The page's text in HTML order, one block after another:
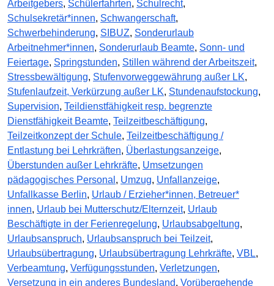
Arbeitgebers, Schülerfahrten, Schulrecht,
Schulsekretär*innen, Schwangerschaft,
Schwerbehinderung, SIBUZ, Sonderurlaub
Arbeitnehmer*innen, Sonderurlaub Beamte, Sonn- und
Feiertage, Springstunden, Stillen während der Arbeitszeit,
Stressbewältigung, Stufenvorweggewährung außer LK,
Stufenlaufzeit, Verkürzung außer LK, Stundenaufstockung,
Supervision, Teildienstfähigkeit resp. begrenzte
Dienstfähigkeit Beamte, Teilzeitbeschäftigung,
Teilzeitkonzept der Schule, Teilzeitbeschäftigung /
Entlastung bei Lehrkräften, Überlastungsanzeige,
Überstunden außer Lehrkräfte, Umsetzungen
pädagogisches Personal , Umzug, Unfallanzeige,
Unfallkasse Berlin, Urlaub / Erzieher*innen, Betreuer*
innen, Urlaub bei Mutterschutz/Elternzeit, Urlaub
Beschäftigte in der Ferienregelung, Urlaubsabgeltung,
Urlaubsanspruch, Urlaubsanspruch bei Teilzeit,
Urlaubsübertragung, Urlaubsübertragung Lehrkräfte, VBL,
Verbeamtung, Verfügungsstunden, Verletzungen,
Versetzung in ein anderes Bundesland, Vorübergehende